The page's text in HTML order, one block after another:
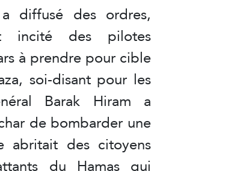
diffusé des ordres,
incité des pilotes
à prendre pour cible
soi-disant pour les
Barak Hiram a
de bombarder une
abritait des citoyens